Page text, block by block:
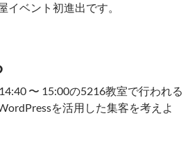
イベント初進出です。
〜 15:00の5216教室で行われる
を活用した集客を考えよ